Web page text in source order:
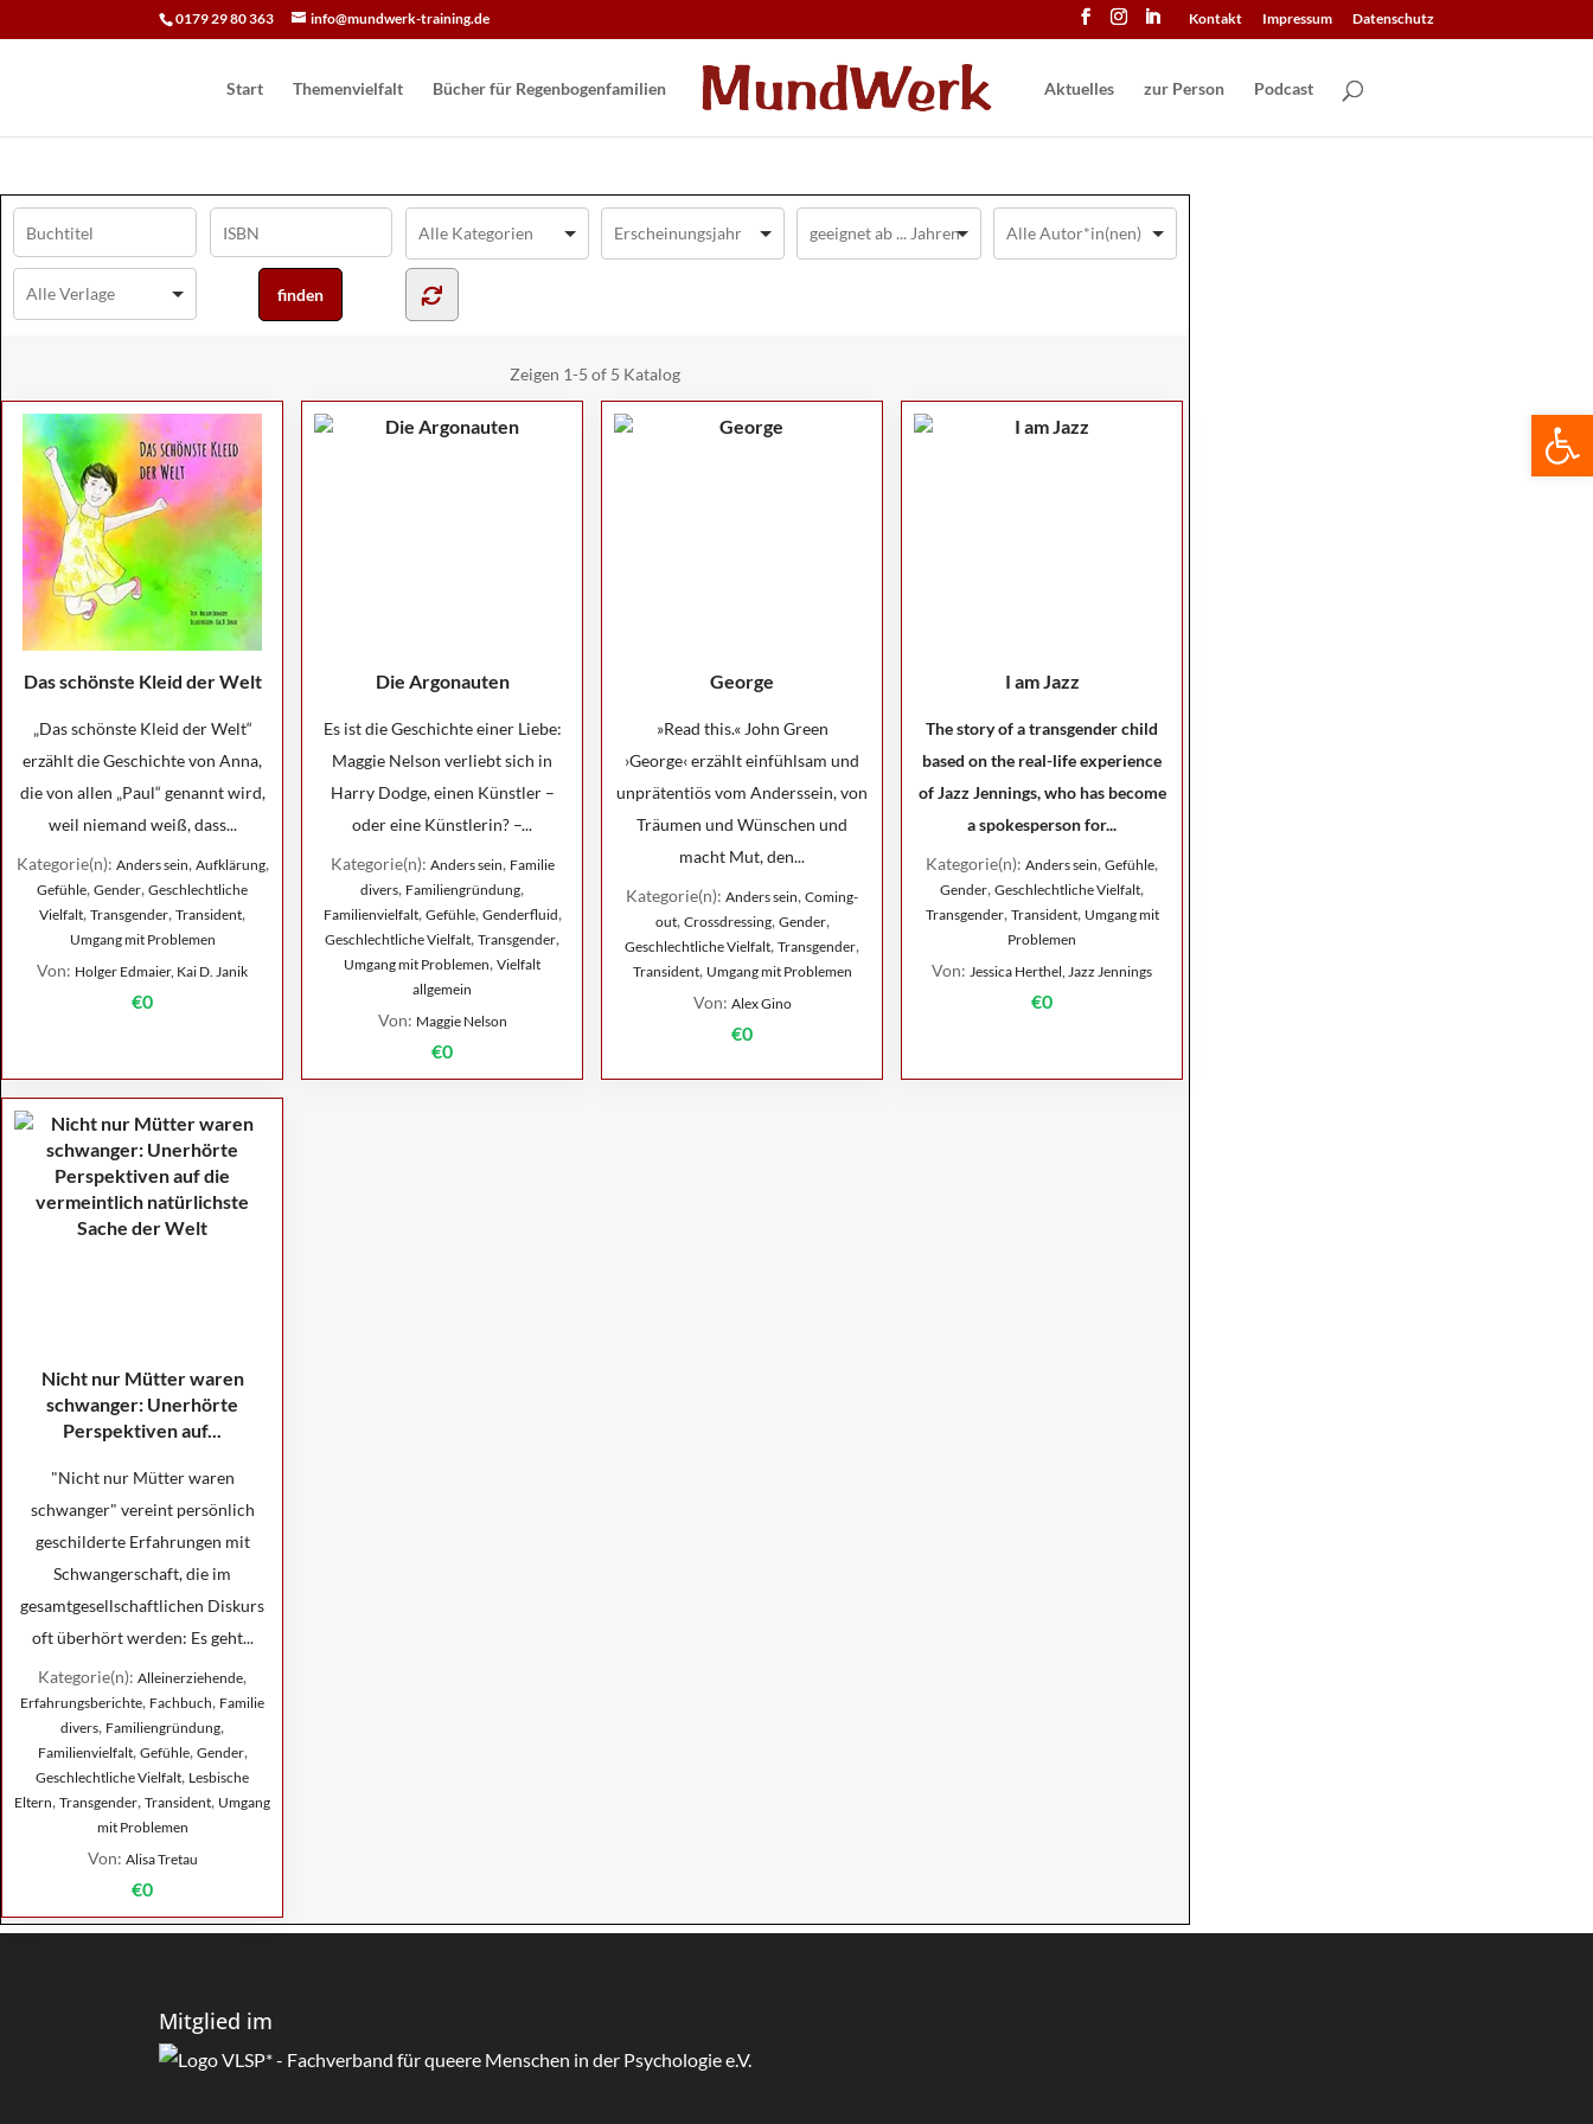
0179 29 80 363 info@mundwerk-training.de Kontakt Impressum Datenschutz
Start Themenvielfalt Bücher für Regen­bogen­familien Aktuelles zur Person Podcast
Zeigen 1-5 of 5 Katalog
Das schönste Kleid der Welt
„Das schönste Kleid der Welt“
erzählt die Geschichte von Anna,
die von allen „Paul“ genannt wird,
weil niemand weiß, dass...
Kategorie(n): Anders sein, Aufklärung,
Gefühle, Gender, Geschlechtliche
Vielfalt, Transgender, Transident,
Umgang mit Problemen
Von: Holger Edmaier, Kai D. Janik
€0
Die Argonauten
Es ist die Geschichte einer Liebe:
Maggie Nelson verliebt sich in
Harry Dodge, einen Künstler –
oder eine Künstlerin? –...
Kategorie(n): Anders sein, Familie
divers, Familiengründung,
Familienvielfalt, Gefühle, Genderfluid,
Geschlechtliche Vielfalt, Transgender,
Umgang mit Problemen, Vielfalt
allgemein
Von: Maggie Nelson
€0
George
»Read this.« John Green
›George‹ erzählt einfühlsam und
unprätentiös vom Anderssein, von
Träumen und Wünschen und
macht Mut, den...
Kategorie(n): Anders sein, Coming-
out, Crossdressing, Gender,
Geschlechtliche Vielfalt, Transgender,
Transident, Umgang mit Problemen
Von: Alex Gino
€0
I am Jazz
The story of a transgender child
based on the real-life experience
of Jazz Jennings, who has become
a spokesperson for...
Kategorie(n): Anders sein, Gefühle,
Gender, Geschlechtliche Vielfalt,
Transgender, Transident, Umgang mit
Problemen
Von: Jessica Herthel, Jazz Jennings
€0
Nicht nur Mütter waren
schwanger: Unerhörte
Perspektiven auf...
"Nicht nur Mütter waren
schwanger" vereint persönlich
geschilderte Erfahrungen mit
Schwangerschaft, die im
gesamtgesellschaftlichen Diskurs
oft überhört werden: Es geht...
Kategorie(n): Alleinerziehende,
Erfahrungsberichte, Fachbuch, Familie
divers, Familiengründung,
Familienvielfalt, Gefühle, Gender,
Geschlechtliche Vielfalt, Lesbische
Eltern, Transgender, Transident, Umgang
mit Problemen
Von: Alisa Tretau
€0
Mitglied im